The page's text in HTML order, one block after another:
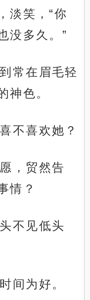
淡笑，“你
没多久。”
常在眉毛轻
神色。
不喜欢她？
，贸然告
情？
不见低头
间为好。